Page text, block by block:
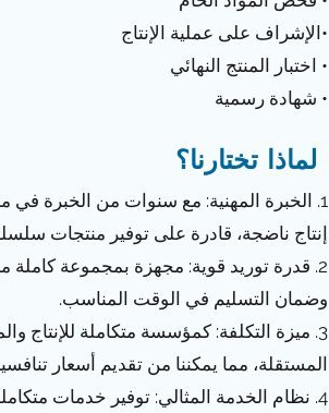
•الإشراف على عملية الإنتاج
• اختبار المنتج النهائي
• شهادة رسمية
لماذا تختارنا؟
1. الخبرة المهنية: مع سنوات من الخبرة في
إنتاج ناضجة، قادرة على توفير منتجات سلسلة 3 عالية
2. قدرة توريد قوية: مجهزة بمجموعة كاملة
وضمان التسليم في الوقت المناسب.
3. ميزة التكلفة: كمؤسسة متكاملة للإنتاج
المستقلة، مما يمكننا من تقديم أسعار
4. نظام الخدمة المثالي: توفير خدمات